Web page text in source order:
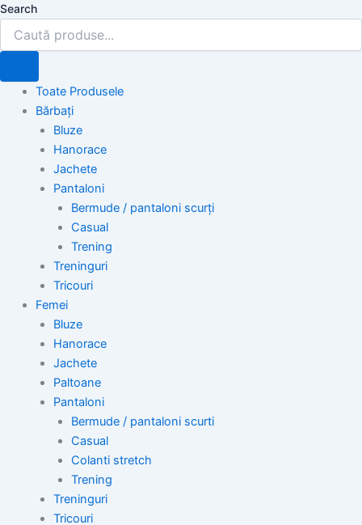
Search
Toate Produsele
Bărbați
Bluze
Hanorace
Jachete
Pantaloni
Bermude / pantaloni scurți
Casual
Trening
Treninguri
Tricouri
Femei
Bluze
Hanorace
Jachete
Paltoane
Pantaloni
Bermude / pantaloni scurti
Casual
Colanti stretch
Trening
Treninguri
Tricouri